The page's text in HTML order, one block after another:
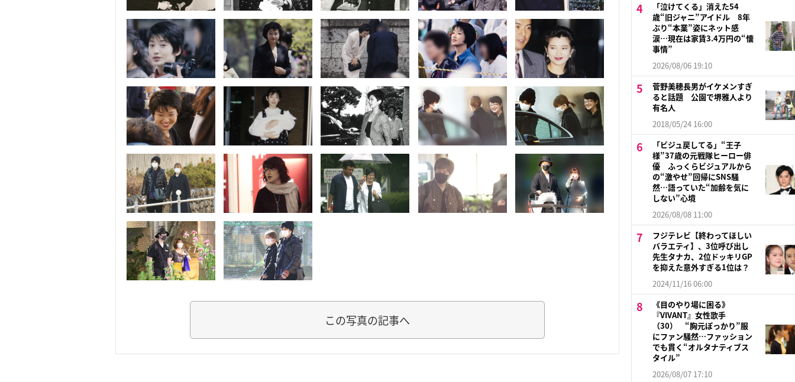
この写真の記事へ
「泣けてくる」消えた54
歳“旧ジャニ”アイドル 8年
ぶり“本業”姿にネット感
涙…現在は家賃3.4万円の“懐
事情”
2026/08/06 19:10
菅野美穂長男がイケメンすぎ
ると話題 公園で堺雅人より
有名人
2018/05/24 16:00
「ビジュ戻してる」“王子
様”37歳の元戦隊ヒーロー俳
優 ふっくらビジュアルから
の“激やせ”回帰にSNS騒
然…語っていた“加齢を気に
しない”心境
2026/08/08 11:00
フジテレビ【終わってほしい
バラエティ】、3位呼び出し
先生タナカ、2位ドッキリGP
を抑えた意外すぎる1位は？
2024/11/16 06:00
《目のやり場に困る》
『VIVANT』女性歌手
（30） “胸元ぽっかり”服
にファン騒然…ファッション
でも貫く“オルタナティブス
タイル”
2026/08/07 17:10